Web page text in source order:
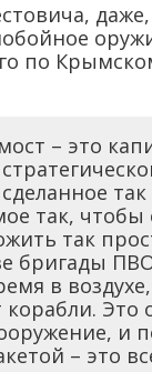
по
– это
так
так, чтобы
так
бригады
в
Это
и
– это